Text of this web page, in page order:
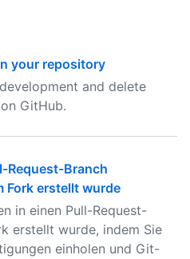
your repository
and delete
GitHub.
Request-Branch
Fork erstellt wurde
in einen Pull-Request-
erstellt wurde, indem Sie
einholen und Git-